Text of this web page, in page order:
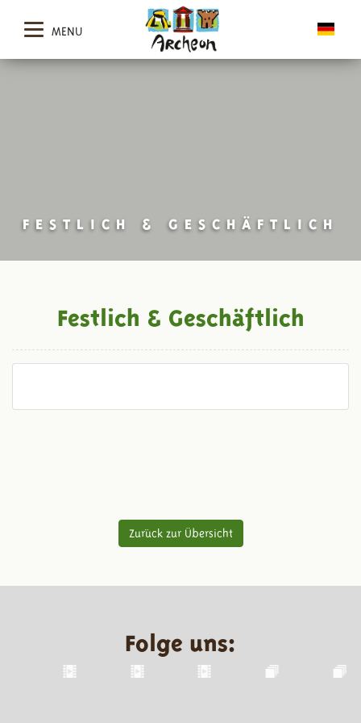
MENU
FESTLICH & GESCHÄFTLICH
Festlich & Geschäftlich
Zurück zur Übersicht
Folge uns: